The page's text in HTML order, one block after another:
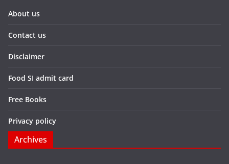
About us
Contact us
Disclaimer
Food SI admit card
Free Books
Privacy policy
Archives